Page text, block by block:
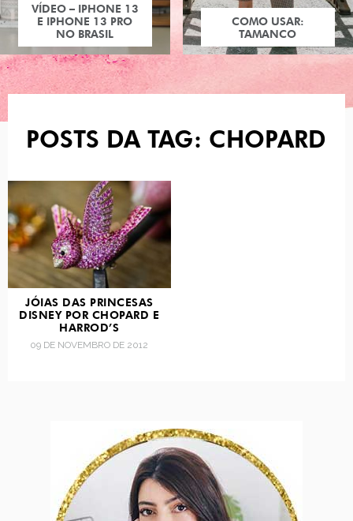
VÍDEO – IPHONE 13
E IPHONE 13 PRO
NO BRASIL
COMO USAR:
TAMANCO
POSTS DA TAG: CHOPARD
JÓIAS DAS PRINCESAS
DISNEY POR CHOPARD E
HARROD’S
09 DE NOVEMBRO DE 2012